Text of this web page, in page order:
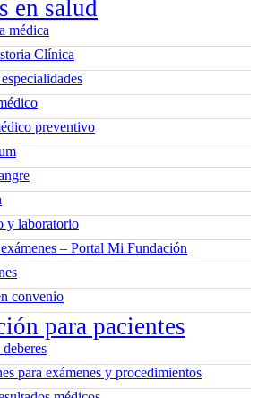
en salud
médica
Clínica
preventivo
y laboratorio
– Portal Mi Fundación
convenio
para pacientes
para exámenes y procedimientos